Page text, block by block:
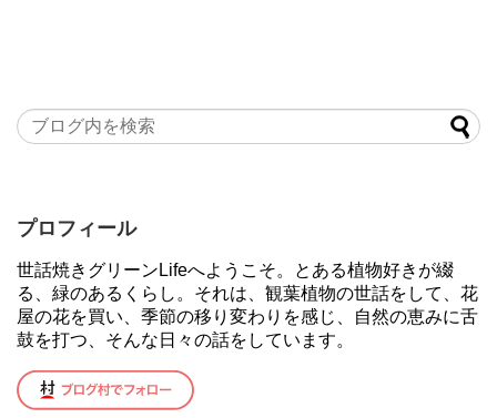
プロフィール
世話焼きグリーンLifeへようこそ。とある植物好きが綴
る、緑のあるくらし。それは、観葉植物の世話をして、花
屋の花を買い、季節の移り変わりを感じ、自然の恵みに舌
鼓を打つ、そんな日々の話をしています。